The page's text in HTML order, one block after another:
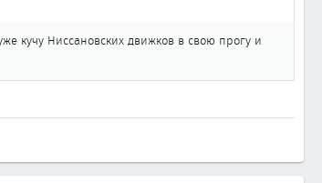
кучу Ниссановских движков в свою прогу и